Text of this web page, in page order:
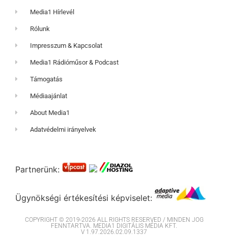
Media1 Hírlevél
Rólunk
Impresszum & Kapcsolat
Media1 Rádióműsor & Podcast
Támogatás
Médiaajánlat
About Media1
Adatvédelmi irányelvek
Partnerünk:
Ügynökségi értékesítési képviselet:
COPYRIGHT © 2019-2026 ALL RIGHTS RESERVED / MINDEN JOG
FENNTARTVA. MEDIA1 DIGITÁLIS MÉDIA KFT.
V 1.97.2026.02.09.1337